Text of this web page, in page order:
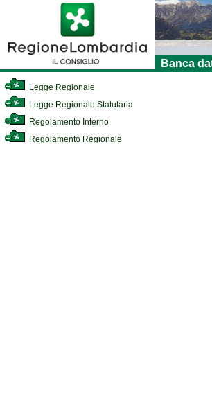
Banca
Legge Regionale
Legge Regionale Statutaria
Regolamento Interno
Regolamento Regionale